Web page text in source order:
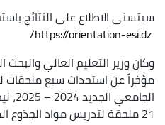
سيتسنى الاطلاع على النتائج
https://orientation-esi.dz/
وكان وزير التعليم العالي
مؤخراً عن استحداث سبع ملحقات
الجامعي
21 ملحقة لتدريس مواد الجذوع المشتركة في العلوم الطبية.